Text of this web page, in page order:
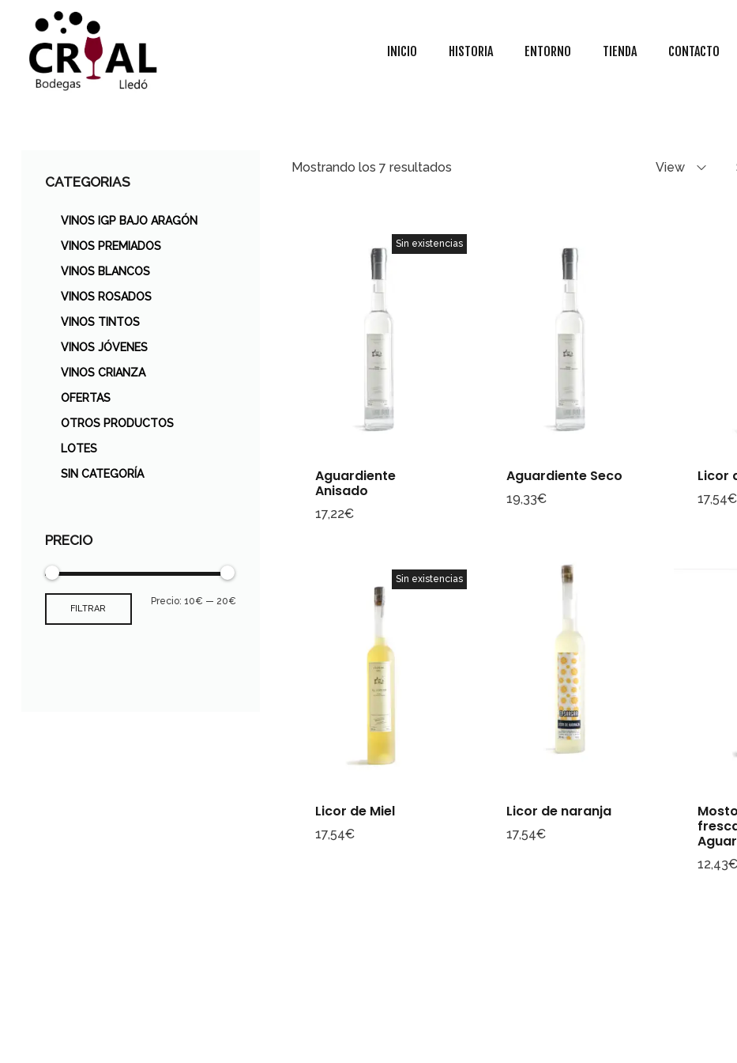
INICIO HISTORIA ENTORNO TIENDA CONTACTO
CATEGORIAS
VINOS IGP BAJO ARAGÓN
VINOS PREMIADOS
VINOS BLANCOS
VINOS ROSADOS
VINOS TINTOS
VINOS JÓVENES
VINOS CRIANZA
OFERTAS
OTROS PRODUCTOS
LOTES
SIN CATEGORÍA
PRECIO
FILTRAR
Precio:10€ —20€
Mostrando los 7 resultados View
Sin existencias
Aguardiente
Anisado
17,22€
Aguardiente Seco
19,33€
Licor
17,54€
Sin existencias
Licor de Miel
17,54€
Licor de naranja
17,54€
12,43€